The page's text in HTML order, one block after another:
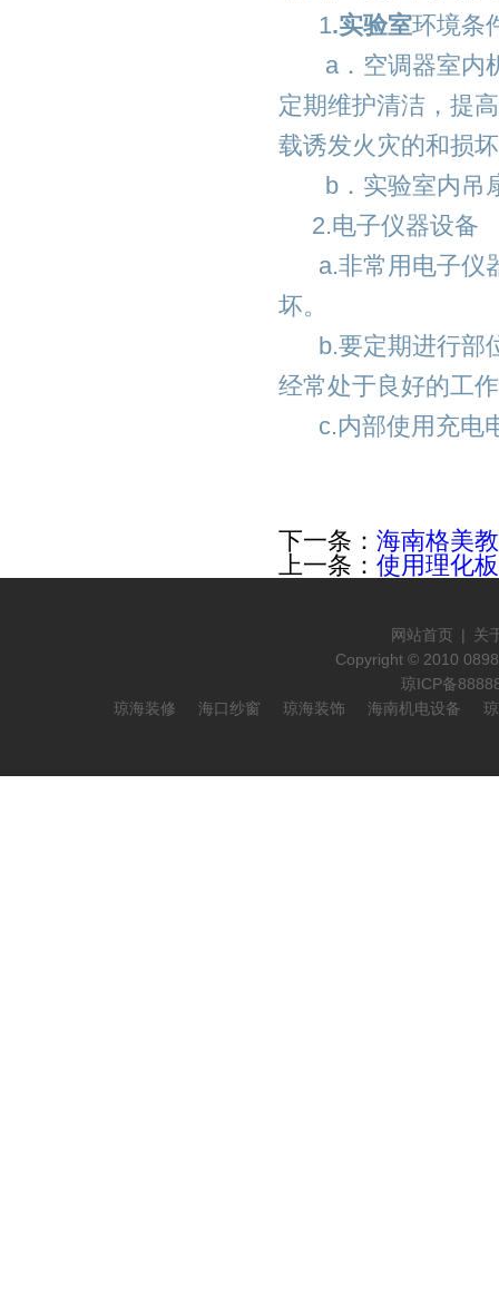
1.实验室环境条
a．空调器室内机
定期维护清洁，提
载诱发火灾的和损
b．实验室内吊扇
2.电子仪器设备
a.非常用电子仪
坏。
b.要定期进行部
经常处于良好的工
c.内部使用充电
下一条： 海南格美
上一条： 使用理化
网站首页 |
关
Copyright © 2010
琼ICP备
琼海装修
海口纱窗 琼海装饰 海南机电设备